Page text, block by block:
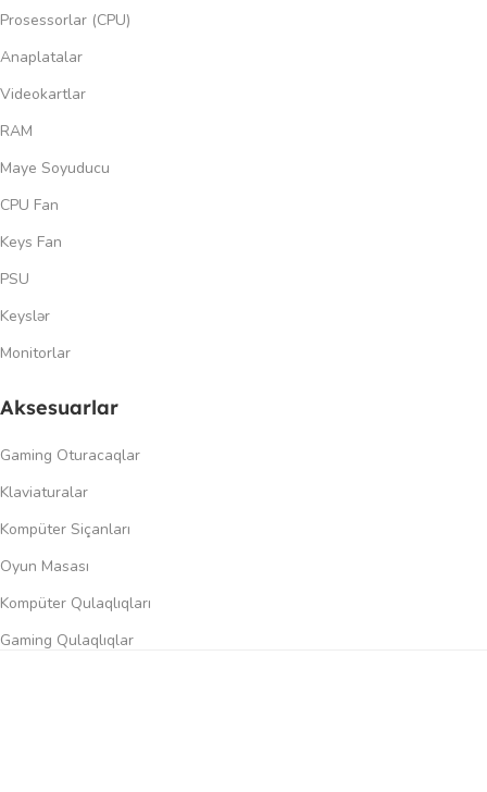
Prosessorlar (CPU)
Anaplatalar
Videokartlar
RAM
Maye Soyuducu
CPU Fan
Keys Fan
PSU
Keyslər
Monitorlar
Aksesuarlar
Gaming Oturacaqlar
Klaviaturalar
Kompüter Siçanları
Oyun Masası
Kompüter Qulaqlıqları
Gaming Qulaqlıqlar